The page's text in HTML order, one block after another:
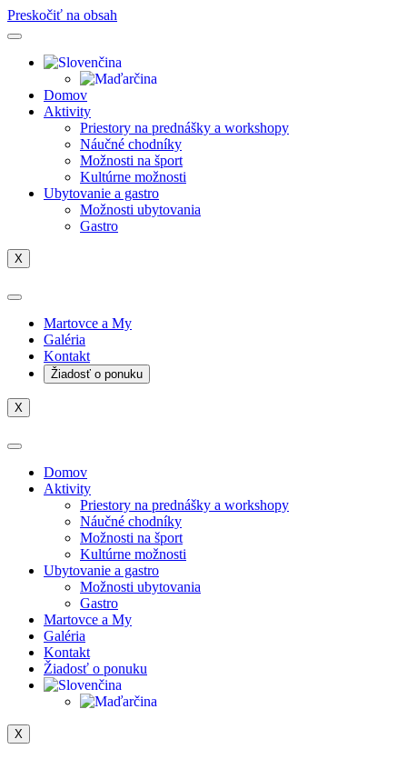
Preskočiť na obsah
Domov
Aktivity
Priestory na prednášky a workshopy
Náučné chodníky
Možnosti na šport
Kultúrne možnosti
Ubytovanie a gastro
Možnosti ubytovania
Gastro
X
Martovce a My
Galéria
Kontakt
Žiadosť o ponuku
X
Domov
Aktivity
Priestory na prednášky a workshopy
Náučné chodníky
Možnosti na šport
Kultúrne možnosti
Ubytovanie a gastro
Možnosti ubytovania
Gastro
Martovce a My
Galéria
Kontakt
Žiadosť o ponuku
X